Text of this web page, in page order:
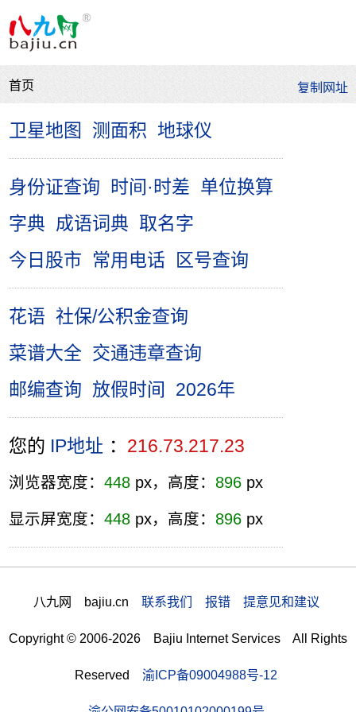
首页
卫星地图 测面积 地球仪
身份证查询 时间·时差 单位换算
字典 成语词典 取名字
今日股市
常用电话 区号查询
花语 社保/公积金查询
菜谱大全 交通违章查询
邮编查询 放假时间 2026年
您的 IP地址 ： 216.73.217.23
浏览器宽度：448 px，高度： 896 px
显示屏宽度：448 px，高度： 896 px
八九网 bajiu.cn 联系我们 报错 提意见和建议
Copyright © 2006-2026 Bajiu Internet Services All Rights
Reserved 渝ICP备09004988号-12